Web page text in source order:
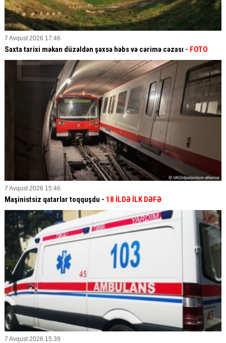
7 Avqust 2026 17:46
Saxta tarixi məkan düzəldən şəxsə həbs və cərimə cəzası - FOTO
7 Avqust 2026 15:46
Maşinistsiz qatarlar toqquşdu - 18 İLDƏ İLK DƏFƏ
7 Avqust 2026 15:39